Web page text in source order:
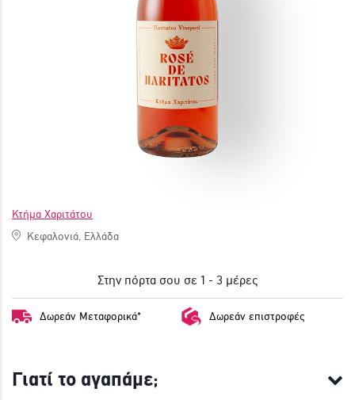
Κτήμα Χαριτάτου
Κεφαλονιά, Ελλάδα
Στην πόρτα σου σε 1 - 3 μέρες
Δωρεάν Μεταφορικά* Δωρεάν επιστροφές
Γιατί το αγαπάμε;